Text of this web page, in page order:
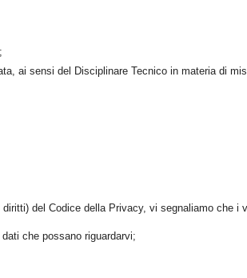
ai sensi del Disciplinare Tecnico in materia di
del Codice della Privacy, vi segnaliamo che i
che possano riguardarvi;